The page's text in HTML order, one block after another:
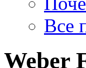
Все
Weber